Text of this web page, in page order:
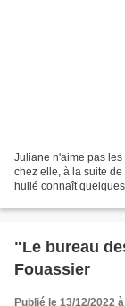
Juliane n'aime pas
chez elle, à la suite
huilé connaît
"Le bureau
Fouassier
Publié le 13/12/2022